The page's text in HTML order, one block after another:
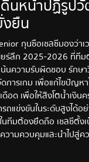
ดินหน้าปฏิรูป
ยืน
กุนซือเชลซีมองว่าเ
ร์ลีก 2025-2026 ที่ทีม
นความรับผิดชอบ รักษา
การเกม เพื่อแก้ไขปัญห
อด เพื่อให้สิงโตน้ำเงิน
ถแข่งขันในระดับสูงได้
ทีมต้องยึดถือ เชลซีตั้ง
ามควบคุมและนำไปสู่ค